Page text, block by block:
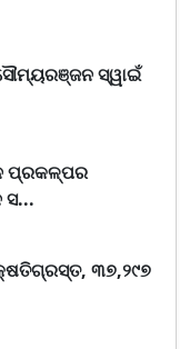
ସ୍ୱାଇଁ
ପ୍ରକଳ୍ପର
୩୭,୨୯୭